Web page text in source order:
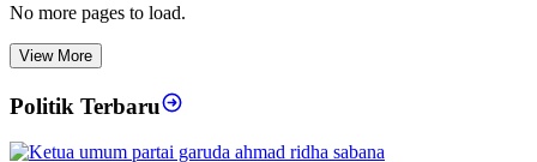
No more pages to load.
View More
Politik Terbaru